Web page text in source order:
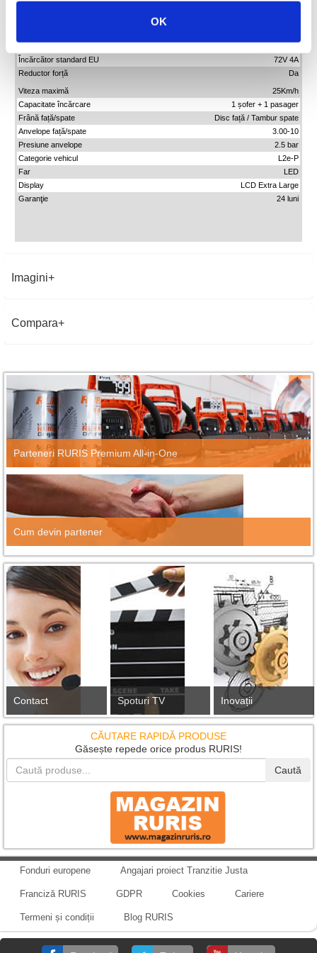
OK
Încărcător standard EU
72V 4A
Reductor forță
Da
Viteza maximă
25Km/h
Capacitate încărcare
1 șofer + 1 pasager
Frână față/spate
Disc față / Tambur spate
Anvelope față/spate
3.00-10
Presiune anvelope
2.5 bar
Categorie vehicul
L2e-P
Far
LED
Display
LCD Extra Large
Garanţie
24 luni
Imagini
Compara
Parteneri RURIS Premium All-in-One
Cum devin partener
Contact Spoturi TV Inovații
CĂUTARE RAPIDĂ PRODUSE
Găsește repede orice produs RURIS!
Caută
Fonduri europene Angajari proiect Tranzitie Justa
Franciză RURIS GDPR Cookies Cariere
Termeni și condiții Blog RURIS